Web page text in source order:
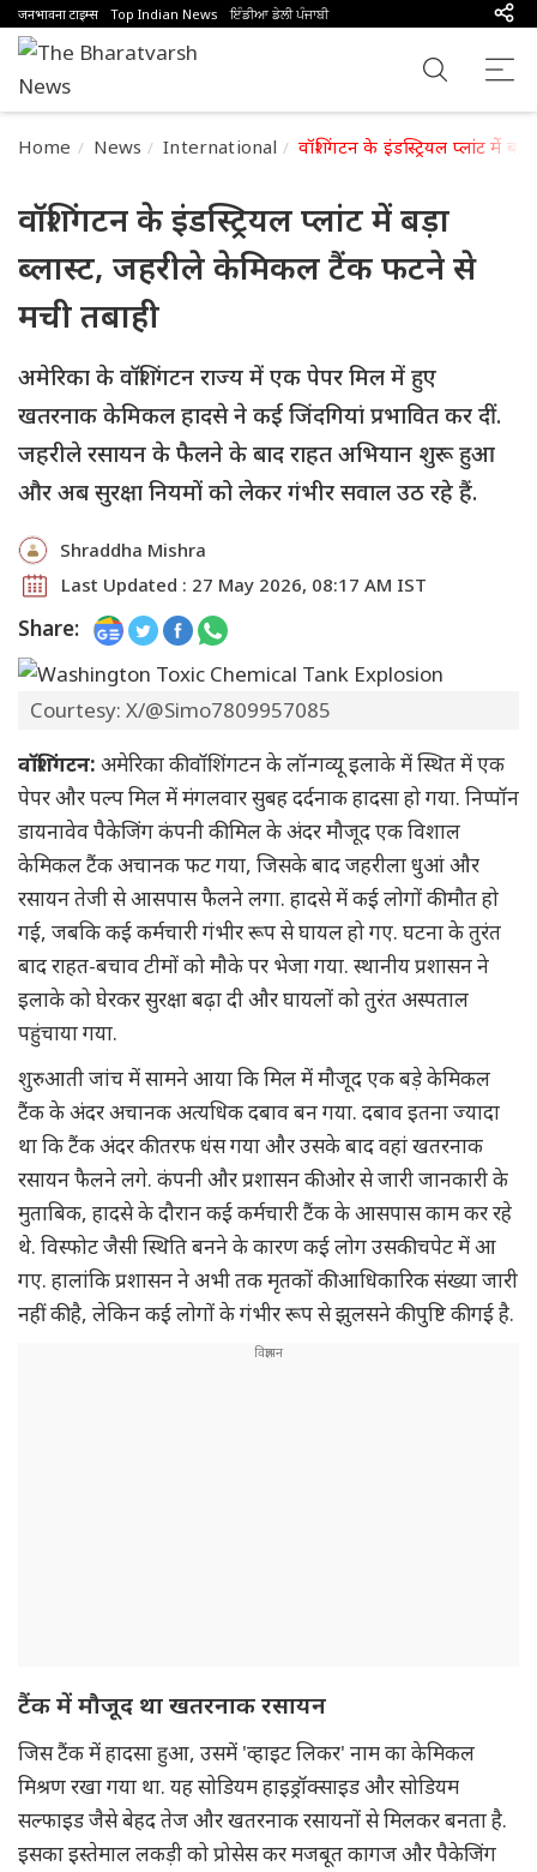
जनभावना टाइम्स Top Indian News ਇੰਡੀਆ ਡੇਲੀ ਪੰਜਾਬੀ
Home News International वॉशिंगटन के इंडस्ट्रियल प्लांट में
वॉशिंगटन के इंडस्ट्रियल प्लांट में बड़ा
ब्लास्ट, जहरीले केमिकल टैंक फटने से
मची तबाही
अमेरिका के वॉशिंगटन राज्य में एक पेपर मिल में हुए
खतरनाक केमिकल हादसे ने कई जिंदगियां प्रभावित कर दीं.
जहरीले रसायन के फैलने के बाद राहत अभियान शुरू हुआ
और अब सुरक्षा नियमों को लेकर गंभीर सवाल उठ रहे हैं.
Shraddha Mishra
Last Updated : 27 May 2026, 08:17 AM IST
Share:
Courtesy: X/@Simo7809957085
वॉशिंगटन: अमेरिका की वॉशिंगटन के लॉन्गव्यू इलाके में स्थित में एक
पेपर और पल्प मिल में मंगलवार सुबह दर्दनाक हादसा हो गया. निप्पॉन
डायनावेव पैकेजिंग कंपनी की मिल के अंदर मौजूद एक विशाल
केमिकल टैंक अचानक फट गया, जिसके बाद जहरीला धुआं और
रसायन तेजी से आसपास फैलने लगा. हादसे में कई लोगों की मौत हो
गई, जबकि कई कर्मचारी गंभीर रूप से घायल हो गए. घटना के तुरंत
बाद राहत-बचाव टीमों को मौके पर भेजा गया. स्थानीय प्रशासन ने
इलाके को घेरकर सुरक्षा बढ़ा दी और घायलों को तुरंत अस्पताल
पहुंचाया गया.
शुरुआती जांच में सामने आया कि मिल में मौजूद एक बड़े केमिकल
टैंक के अंदर अचानक अत्यधिक दबाव बन गया. दबाव इतना ज्यादा
था कि टैंक अंदर की तरफ धंस गया और उसके बाद वहां खतरनाक
रसायन फैलने लगे. कंपनी और प्रशासन की ओर से जारी जानकारी के
मुताबिक, हादसे के दौरान कई कर्मचारी टैंक के आसपास काम कर रहे
थे. विस्फोट जैसी स्थिति बनने के कारण कई लोग उसकी चपेट में आ
गए. हालांकि प्रशासन ने अभी तक मृतकों की आधिकारिक संख्या जारी
नहीं की है, लेकिन कई लोगों के गंभीर रूप से झुलसने की पुष्टि की गई है.
टैंक में मौजूद था खतरनाक रसायन
जिस टैंक में हादसा हुआ, उसमें 'व्हाइट लिकर' नाम का केमिकल
मिश्रण रखा गया था. यह सोडियम हाइड्रॉक्साइड और सोडियम
सल्फाइड जैसे बेहद तेज और खतरनाक रसायनों से मिलकर बनता है.
इसका इस्तेमाल लकड़ी को प्रोसेस कर मजबूत कागज और पैकेजिंग